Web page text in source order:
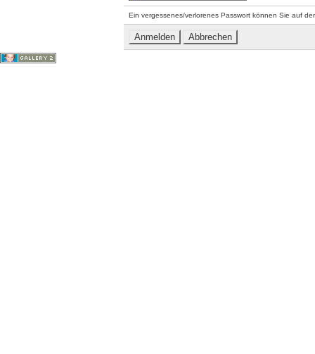
Ein vergessenes/verlorenes Passwort können Sie auf